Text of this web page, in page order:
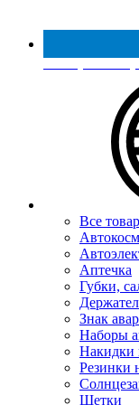
Реестр
Все
Аптечка
Губки,
Знак
Наборы
Накидки
Резинки
Щетки